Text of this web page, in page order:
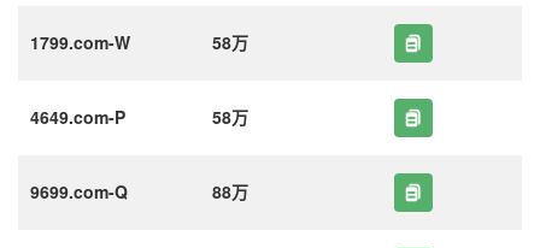
1799.com-W 58万
4649.com-P 58万
9699.com-Q 88万